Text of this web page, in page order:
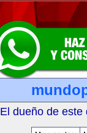
El dueño de este